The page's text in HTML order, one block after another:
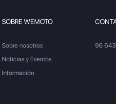
SOBRE WEMOTO
Sobre nosotros
Noticias y Eventos
Información
96